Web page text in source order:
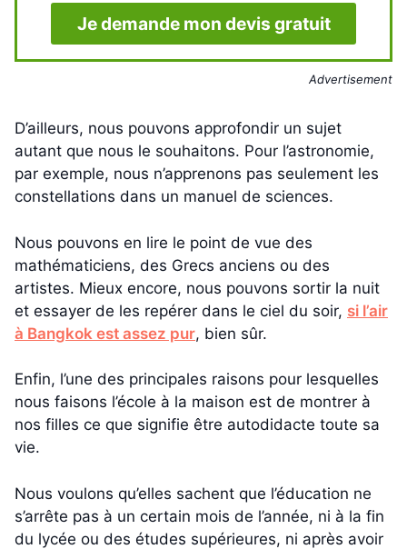
Je demande mon devis gratuit
Advertisement
D’ailleurs, nous pouvons approfondir un sujet
autant que nous le souhaitons. Pour l’astronomie,
par exemple, nous n’apprenons pas seulement les
constellations dans un manuel de sciences.
Nous pouvons en lire le point de vue des
mathématiciens, des Grecs anciens ou des
artistes. Mieux encore, nous pouvons sortir la nuit
et essayer de les repérer dans le ciel du soir, si l’air
à Bangkok est assez pur, bien sûr.
Enfin, l’une des principales raisons pour lesquelles
nous faisons l’école à la maison est de montrer à
nos filles ce que signifie être autodidacte toute sa
vie.
Nous voulons qu’elles sachent que l’éducation ne
s’arrête pas à un certain mois de l’année, ni à la fin
du lycée ou des études supérieures, ni après avoir